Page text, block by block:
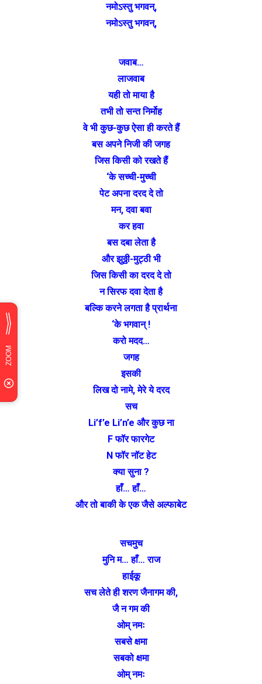
नमोऽस्तु भगवन्,
नमोऽस्तु भगवन्,
जवाब…
लाजवाब
यही तो माया है
तभी तो सन्त निर्मोह
वे भी कुछ-कुछ ऐसा ही करते हैं
बस अपने निजी की जगह
जिस किसी को रखते हैं
‘के सच्ची-मुच्ची
पेट अपना दरद दे तो
मन, दवा बवा
कर हवा
बस दबा लेता है
और झुठ्ठी-मुट्ठी भी
जिस किसी का दरद दे तो
न सिरफ दवा देता है
बल्कि करने लगता है प्रार्थना
‘के भगवान् !
करो मदद…
जगह
इसकी
लिख दो नामे, मेरे ये दरद
सच
Li’f’e Li’n’e और कुछ ना
F फॉर फारगेट
N फॉर नॉट हेट
क्या सुना ?
हाँ… हाँ…
और तो बाकी के एक जैसे अल्फाबेट
सचमुच
मुनि म… हाँ… राज
हाईकू
सच लेते ही शरण जैनागम की,
जै न गम की
ओम् नमः
सबसे क्षमा
सबको क्षमा
ओम् नमः